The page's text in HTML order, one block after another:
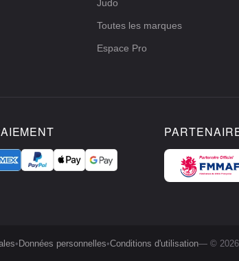
Judo
Toutes les marques
Espace Pro
• Données personnelles•Conditions d'utilisation— © 2026